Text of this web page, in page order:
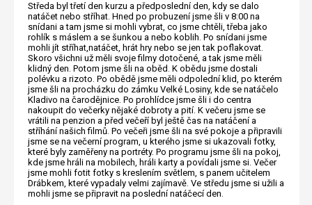
Středa byl třetí den kurzu a předposlední den, kdy se dalo
natáčet nebo stříhat. Hned po probuzení jsme šli v 8:00 na
snídani a tam jsme si mohli vybrat, co jsme chtěli, třeba jako
rohlík s máslem a se šunkou a nebo koblih. Po snídani jsme
mohli jít stříhat,natáčet, hrát hry nebo se jen tak poflakovat.
Skoro všichni už měli svoje filmy dotočené, a tak jsme měli
klidný den. Potom jsme šli na oběd. K obědu jsme dostali
polévku a rizoto. Po obědě jsme měli odpolední klid, po kterém
jsme šli na procházku do zámku Velké Losiny, kde se natáčelo
Kladivo na čarodějnice. Po prohlídce jsme šli i do centra
nakoupit do večerky nějaké dobroty a pití. K večeru jsme se
vrátili na penzion a před večeří byl ještě čas na natáčení a
stříhání našich filmů. Po večeři jsme šli na své pokoje a připravili
jsme se na večerní program, u kterého jsme si ukazovali fotky,
které byly zaměřeny na portréty. Po programu jsme šli na pokoj,
kde jsme hráli na mobilech, hráli karty a povídali jsme si. Večer
jsme mohli fotit fotky s kreslením světlem, s panem učitelem
Drábkem, které vypadaly velmi zajímavě. Ve středu jsme si užili a
mohli jsme se připravit na poslední natáčecí den.